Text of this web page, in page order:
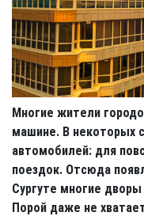
Многие жители
машине. В некоторых
автомобилей: для
поездок. Отсюда
Сургуте многие
Порой даже не